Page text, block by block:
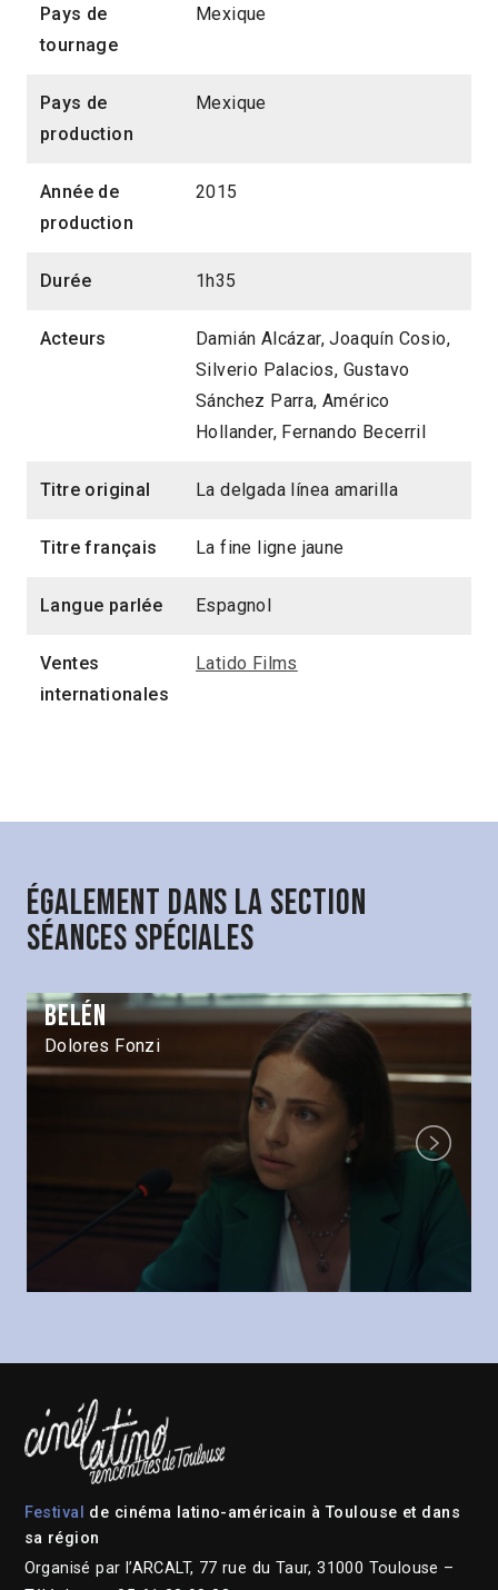
Pays de
tournage
Mexique
Pays de
production
Mexique
Année de
production
2015
Durée 1h35
Acteurs
Damián Alcázar, Joaquín Cosio,
Silverio Palacios, Gustavo
Sánchez Parra, Américo
Hollander, Fernando Becerril
Titre original La delgada línea amarilla
Titre français La fine ligne jaune
Langue parlée Espagnol
Ventes
internationales
Latido Films
Également dans la section
Séances spéciales
Belén
Dolores Fonzi
Next
Festival de cinéma latino-américain à Toulouse et dans
sa région
Organisé par l’ARCALT, 77 rue du Taur, 31000 Toulouse –